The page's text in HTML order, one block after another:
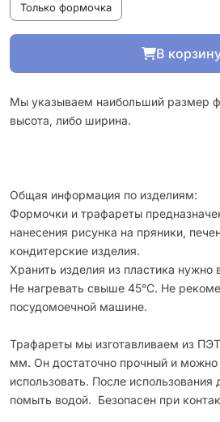
Только формочка
В
Мы указываем наибольший размер
высота, либо ширина.
Общая информация по изделиям:
Формочки и трафареты
нанесения рисунка на пряники,
кондитерские изделия.
Хранить изделия из пластика
Не нагревать свыше 45°С. Не
посудомоечной машине.
Трафареты мы изготавливаем из
мм. Он достаточно прочный и можно
использовать. После использования
помыть водой. Безопасен при